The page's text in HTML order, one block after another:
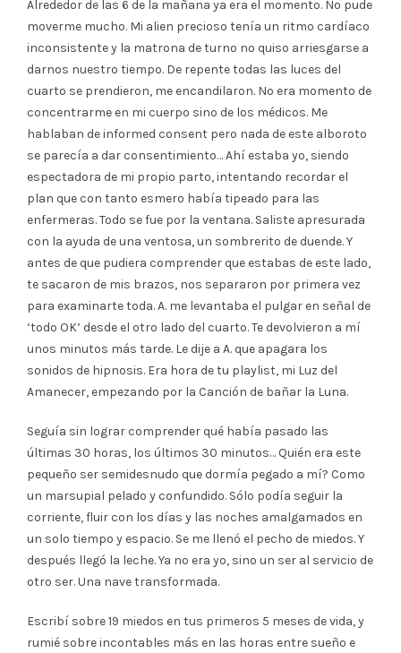
Alrededor de las 6 de la mañana ya era el momento. No pude
moverme mucho. Mi alien precioso tenía un ritmo cardíaco
inconsistente y la matrona de turno no quiso arriesgarse a
darnos nuestro tiempo. De repente todas las luces del
cuarto se prendieron, me encandilaron. No era momento de
concentrarme en mi cuerpo sino de los médicos. Me
hablaban de informed consent pero nada de este alboroto
se parecía a dar consentimiento… Ahí estaba yo, siendo
espectadora de mi propio parto, intentando recordar el
plan que con tanto esmero había tipeado para las
enfermeras. Todo se fue por la ventana. Saliste apresurada
con la ayuda de una ventosa, un sombrerito de duende. Y
antes de que pudiera comprender que estabas de este lado,
te sacaron de mis brazos, nos separaron por primera vez
para examinarte toda. A. me levantaba el pulgar en señal de
‘todo OK’ desde el otro lado del cuarto. Te devolvieron a mí
unos minutos más tarde. Le dije a A. que apagara los
sonidos de hipnosis. Era hora de tu playlist, mi Luz del
Amanecer, empezando por la Canción de bañar la Luna.
Seguía sin lograr comprender qué había pasado las
últimas 30 horas, los últimos 30 minutos… Quién era este
pequeño ser semidesnudo que dormía pegado a mí? Como
un marsupial pelado y confundido. Sólo podía seguir la
corriente, fluir con los días y las noches amalgamados en
un solo tiempo y espacio. Se me llenó el pecho de miedos. Y
después llegó la leche. Ya no era yo, sino un ser al servicio de
otro ser. Una nave transformada.
Escribí sobre 19 miedos en tus primeros 5 meses de vida, y
rumié sobre incontables más en las horas entre sueño e